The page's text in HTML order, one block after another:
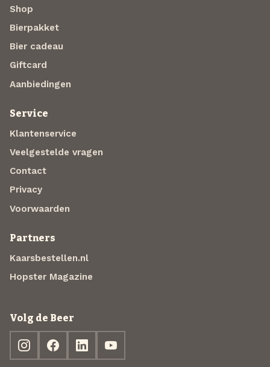
Shop
Bierpakket
Bier cadeau
Giftcard
Aanbiedingen
Service
Klantenservice
Veelgestelde vragen
Contact
Privacy
Voorwaarden
Partners
Kaarsbestellen.nl
Hopster Magazine
Volg de Beer